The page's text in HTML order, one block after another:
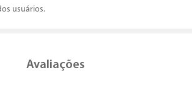
usuários.
Avaliações